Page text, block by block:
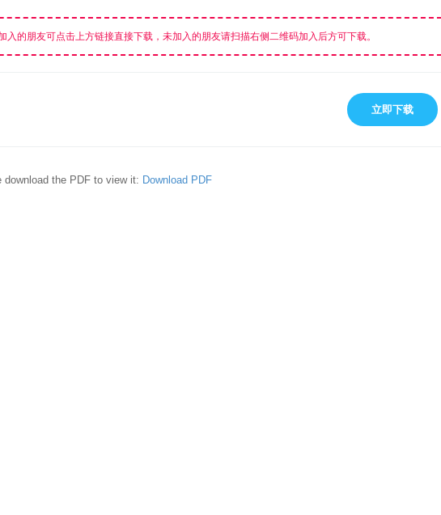
的朋友可点击上方链接直接下载，未加入的朋友请扫描右侧二维码加入后方可下载。
立即下载
the PDF to view it: Download PDF